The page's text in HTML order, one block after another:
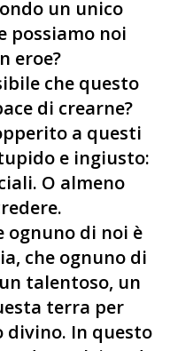
un unico
possiamo noi
eroe?
che questo
di crearne?
a questi
e ingiusto:
O almeno
ognuno di noi è
che ognuno di
talentoso, un
terra per
divino. In questo